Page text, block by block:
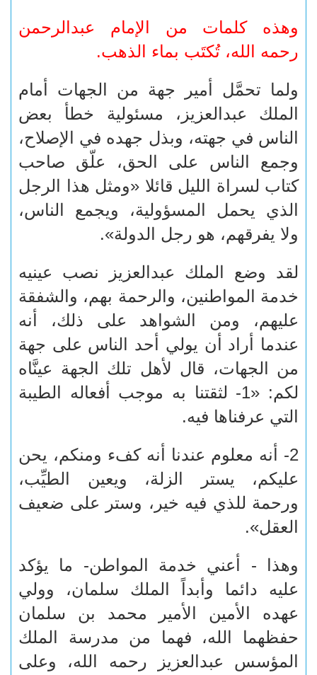
وهذه كلمات من الإمام عبدالرحمن
رحمه الله، تُكتَب بماء الذهب.
ولما تحمَّل أمير جهة من الجهات أمام
الملك عبدالعزيز، مسئولية خطأ بعض
الناس في جهته، وبذل جهده في الإصلاح،
وجمع الناس على الحق، علّق صاحب
كتاب لسراة الليل قائلا «ومثل هذا الرجل
الذي يحمل المسؤولية، ويجمع الناس،
ولا يفرقهم، هو رجل الدولة».
لقد وضع الملك عبدالعزيز نصب عينيه
خدمة المواطنين، والرحمة بهم، والشفقة
عليهم، ومن الشواهد على ذلك، أنه
عندما أراد أن يولي أحد الناس على جهة
من الجهات، قال لأهل تلك الجهة عينَّاه
لكم: «1- لثقتنا به موجب أفعاله الطيبة
التي عرفناها فيه.
2- أنه معلوم عندنا أنه كفء ومنكم، يحن
عليكم، يستر الزلة، ويعين الطيِّب،
ورحمة للذي فيه خير، وستر على ضعيف
العقل».
وهذا - أعني خدمة المواطن- ما يؤكد
عليه دائما وأبداً الملك سلمان، وولي
عهده الأمين الأمير محمد بن سلمان
حفظهما الله، فهما من مدرسة الملك
المؤسس عبدالعزيز رحمه الله، وعلى